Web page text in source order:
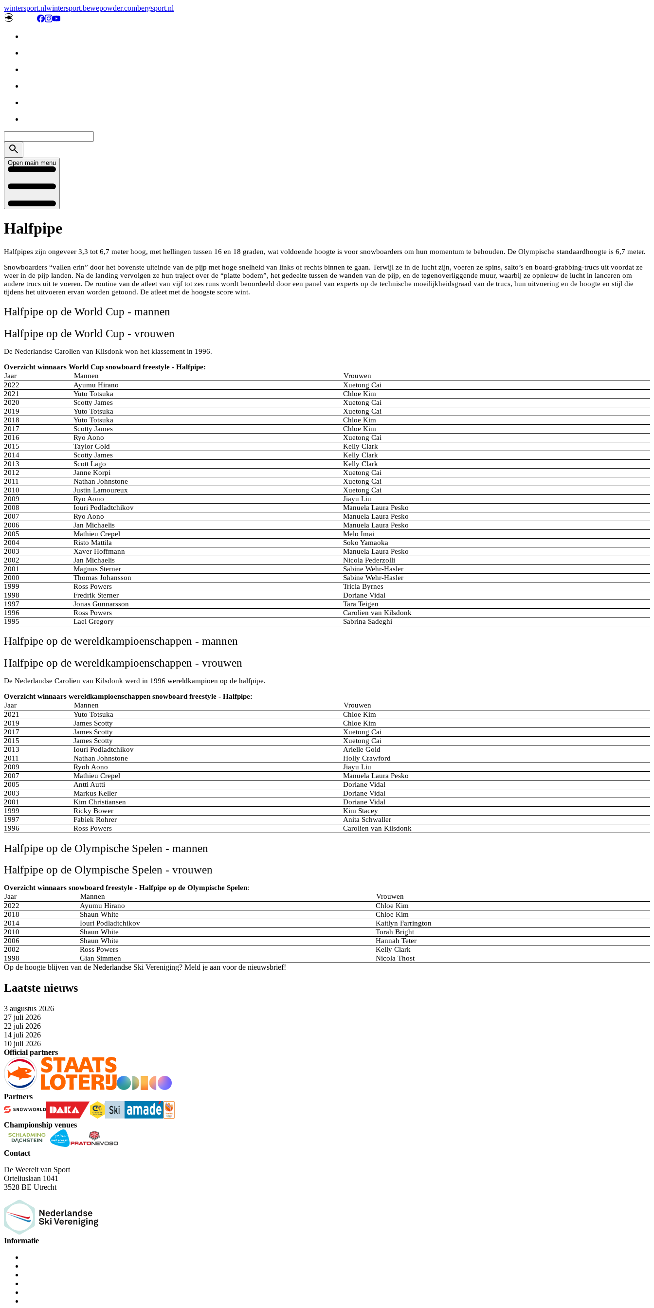
wintersport.nlwintersport.bewepowder.combergsport.nl
Open main menu
Halfpipe
Halfpipes zijn ongeveer 3,3 tot 6,7 meter hoog, met hellingen tussen 16 en 18 graden, wat voldoende hoogte is voor snowboarders om hun momentum te behouden. De Olympische standaardhoogte is 6,7 meter.
Snowboarders “vallen erin” door het bovenste uiteinde van de pijp met hoge snelheid van links of rechts binnen te gaan. Terwijl ze in de lucht zijn, voeren ze spins, salto’s en board-grabbing-trucs uit voordat ze
weer in de pijp landen. Na de landing vervolgen ze hun traject over de “platte bodem”, het gedeelte tussen de wanden van de pijp, en de tegenoverliggende muur, waarbij ze opnieuw de lucht in lanceren om
andere trucs uit te voeren. De routine van de atleet van vijf tot zes runs wordt beoordeeld door een panel van experts op de technische moeilijkheidsgraad van de trucs, hun uitvoering en de hoogte en stijl die
tijdens het uitvoeren ervan worden getoond. De atleet met de hoogste score wint.
Halfpipe op de World Cup - mannen
Halfpipe op de World Cup - vrouwen
De Nederlandse Carolien van Kilsdonk won het klassement in 1996.
Overzicht winnaars World Cup snowboard freestyle - Halfpipe:
Jaar
Mannen
Vrouwen
2022
Ayumu Hirano
Xuetong Cai
2021
Yuto Totsuka
Chloe Kim
2020
Scotty James
Xuetong Cai
2019
Yuto Totsuka
Xuetong Cai
2018
Yuto Totsuka
Chloe Kim
2017
Scotty James
Chloe Kim
2016
Ryo Aono
Xuetong Cai
2015
Taylor Gold
Kelly Clark
2014
Scotty James
Kelly Clark
2013
Scott Lago
Kelly Clark
2012
Janne Korpi
Xuetong Cai
2011
Nathan Johnstone
Xuetong Cai
2010
Justin Lamoureux
Xuetong Cai
2009
Ryo Aono
Jiayu Liu
2008
Iouri Podladtchikov
Manuela Laura Pesko
2007
Ryo Aono
Manuela Laura Pesko
2006
Jan Michaelis
Manuela Laura Pesko
2005
Mathieu Crepel
Melo Imai
2004
Risto Mattila
Soko Yamaoka
2003
Xaver Hoffmann
Manuela Laura Pesko
2002
Jan Michaelis
Nicola Pederzolli
2001
Magnus Sterner
Sabine Wehr-Hasler
2000
Thomas Johansson
Sabine Wehr-Hasler
1999
Ross Powers
Tricia Byrnes
1998
Fredrik Sterner
Doriane Vidal
1997
Jonas Gunnarsson
Tara Teigen
1996
Ross Powers
Carolien van Kilsdonk
1995
Lael Gregory Sabrina Sadeghi
Halfpipe op de wereldkampioenschappen - mannen
Halfpipe op de wereldkampioenschappen - vrouwen
De Nederlandse Carolien van Kilsdonk werd in 1996 wereldkampioen op de halfpipe.
Overzicht winnaars wereldkampioenschappen snowboard freestyle - Halfpipe:
Jaar
Mannen
Vrouwen
2021
Yuto Totsuka
Chloe Kim
2019
James Scotty
Chloe Kim
2017
James Scotty
Xuetong Cai
2015
James Scotty
Xuetong Cai
2013
Iouri Podladtchikov
Arielle Gold
2011
Nathan Johnstone
Holly Crawford
2009
Ryoh Aono
Jiayu Liu
2007
Mathieu Crepel
Manuela Laura Pesko
2005
Antti Autti
Doriane Vidal
2003
Markus Keller
Doriane Vidal
2001
Kim Christiansen
Doriane Vidal
1999
Ricky Bower
Kim Stacey
1997
Fabiek Rohrer
Anita Schwaller
1996
Ross Powers Carolien van Kilsdonk
Halfpipe op de Olympische Spelen - mannen
Halfpipe op de Olympische Spelen - vrouwen
Overzicht winnaars snowboard freestyle - Halfpipe op de Olympische Spelen:
Jaar
Mannen
Vrouwen
2022
Ayumu Hirano
Chloe Kim
2018
Shaun White
Chloe Kim
2014
Iouri Podladtchikov
Kaitlyn Farrington
2010
Shaun White
Torah Bright
2006
Shaun White
Hannah Teter
2002
Ross Powers
Kelly Clark
1998
Gian Simmen Nicola Thost
Op de hoogte blijven van de Nederlandse Ski Vereniging? Meld je aan voor de nieuwsbrief!
Laatste nieuws
3 augustus 2026
27 juli 2026
22 juli 2026
14 juli 2026
10 juli 2026
Official partners
Partners
Championship venues
Contact
De Weerelt van Sport
Orteliuslaan 1041
3528 BE Utrecht
Informatie